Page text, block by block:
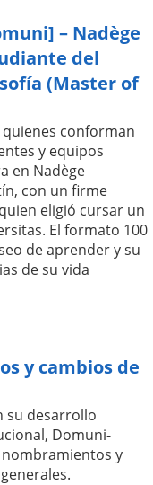
– Nadège
del
(Master of
conforman
y equipos
en Nadège
con un firme
eligió cursar un
El formato 100
de aprender y su
de su vida
y cambios de
su desarrollo
Domuni-
y